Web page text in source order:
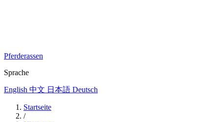
Pferderassen
Sprache
English 中文 日本語 Deutsch
Startseite
/